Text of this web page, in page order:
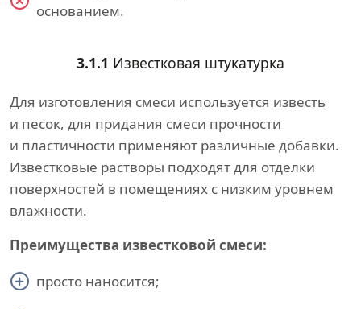
основанием.
3.1.1 Известковая штукатурка
Для изготовления смеси используется известь
и песок, для придания смеси прочности
и пластичности применяют различные добавки.
Известковые растворы подходят для отделки
поверхностей в помещениях с низким уровнем
влажности.
Преимущества известковой смеси:
просто наносится;